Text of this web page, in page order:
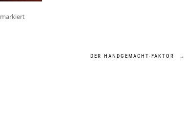
markiert
DER HANDGEMACHT-FAKTOR →